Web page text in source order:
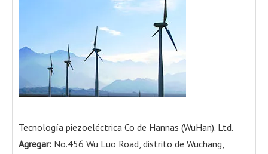
Tecnología piezoeléctrica Co de Hannas (WuHan). Ltd.
Agregar: No.456 Wu Luo Road, distrito de Wuchang,